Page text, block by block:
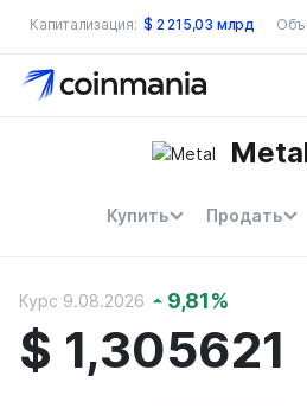
Капитализация: $ 2 215,03 млрд
Купить Продать
Курс 9.08.2026 9,81%
$ 1,305621